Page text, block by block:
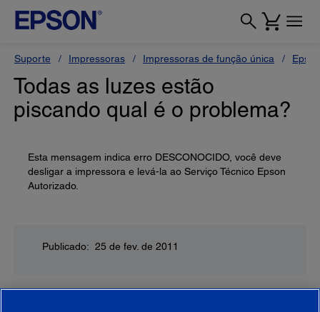
Suporte Impressoras Impressoras de função única
Todas as luzes estão
piscando qual é o problema?
Esta mensagem indica erro DESCONOCIDO, você deve
desligar a impressora e levá-la ao Serviço Técnico Epson
Autorizado.
Publicado: 25 de fev. de 2011